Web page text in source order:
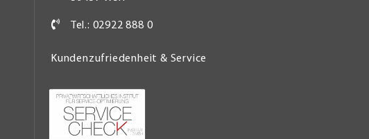
Tel.: 02922 888 0
Kundenzufriedenheit & Service